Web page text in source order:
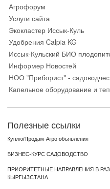
Агрофорум
Услуги сайта
Экокластер Иссык-Куль
Удобрения Calpia KG
Иссык-Кульский БИО
Информер Новостей
НОО "Приборист" -
Капельное оборудование и
Полезные ссылки
Куплю/Продам-Агро объявления
БИЗНЕС-КУРС САДОВОДСТВО
ПРИОРИТЕТНЫЕ НАПРАВЛЕНИЯ В
КЫРГЫЗСТАНА